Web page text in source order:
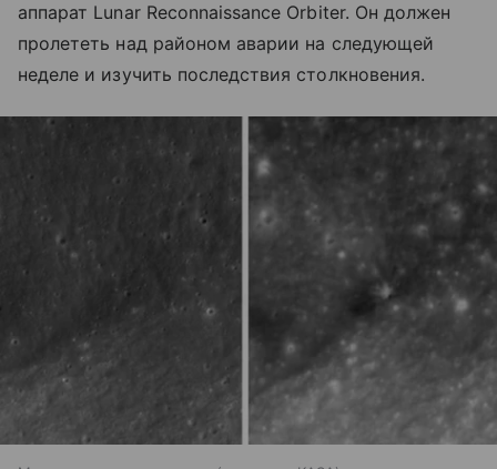
аппарат Lunar Reconnaissance Orbiter. Он должен
пролететь над районом аварии на следующей
неделе и изучить последствия столкновения.